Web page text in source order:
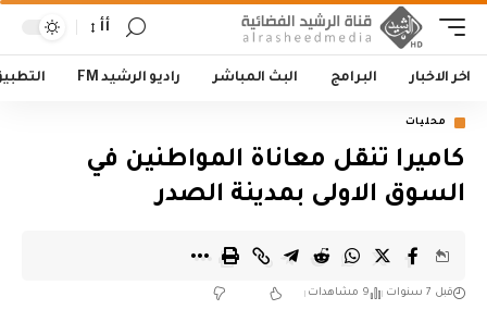
أأ
اخر الاخبار البرامج البث المباشر راديو الرشيد FM
محليات
كاميرا تنقل معاناة المواطنين في
السوق الاولى بمدينة الصدر
قبل 7 سنوات 9 مشاهدات